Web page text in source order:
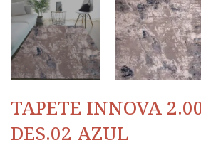
TAPETE INNOVA
DES.02 AZUL